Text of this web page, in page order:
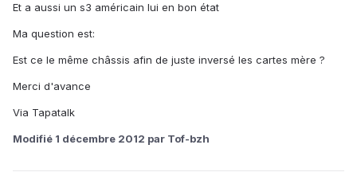
Et a aussi un s3 américain lui en bon état
Ma question est:
Est ce le même châssis afin de juste inversé les cartes mère ?
Merci d'avance
Via Tapatalk
Modifié 1 décembre 2012 par Tof-bzh